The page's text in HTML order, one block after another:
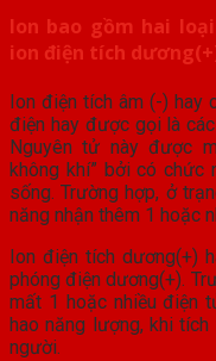
Ion bao gồm hai
ion điện tích
Ion điện tích âm (-) hay
điện hay được gọi là
Nguyên tử này được
không khí” bởi có
sống. Trường hợp, ở
năng nhận thêm 1 hoặc
Ion điện tích dương(+)
phóng điện dương(+).
mất 1 hoặc nhiều điện
hao năng lượng, khi
người.